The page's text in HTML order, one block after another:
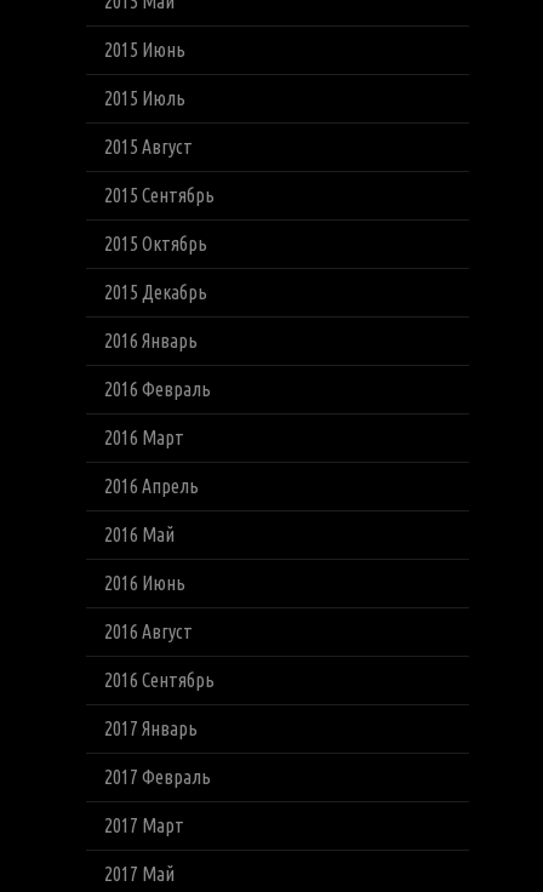
2015 Июнь
2015 Июль
2015 Август
2015 Сентябрь
2015 Октябрь
2015 Декабрь
2016 Январь
2016 Февраль
2016 Март
2016 Апрель
2016 Май
2016 Июнь
2016 Август
2016 Сентябрь
2017 Январь
2017 Февраль
2017 Март
2017 Май